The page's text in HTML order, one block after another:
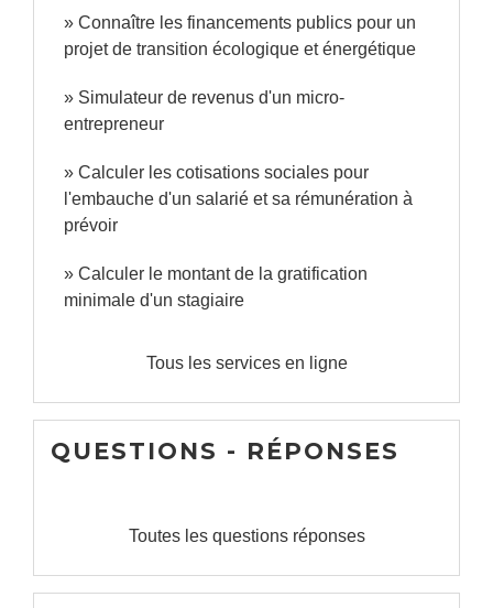
Connaître les financements publics pour un
projet de transition écologique et énergétique
Simulateur de revenus d'un micro-
entrepreneur
Calculer les cotisations sociales pour
l'embauche d'un salarié et sa rémunération à
prévoir
Calculer le montant de la gratification
minimale d'un stagiaire
Tous les services en ligne
QUESTIONS - RÉPONSES
Toutes les questions réponses